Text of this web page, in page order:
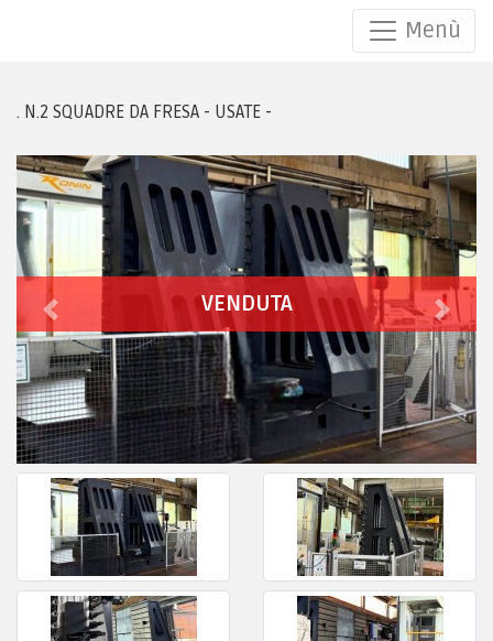
Menù
/ /
. N.2 SQUADRE DA FRESA - USATE -
VENDUTA
Previous Next